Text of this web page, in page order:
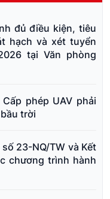
đủ điều kiện, tiêu
hạch và xét tuyển
tại Văn phòng
phép UAV phải
trời
23-NQ/TW và Kết
chương trình hành